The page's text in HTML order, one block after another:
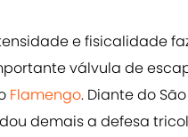
e fisicalidade
válvula de
Flamengo. Diante do
demais a defesa